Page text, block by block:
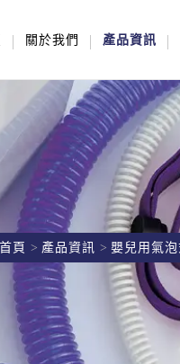
關於我們 產品資訊
首頁 產品資訊 嬰兒用氣